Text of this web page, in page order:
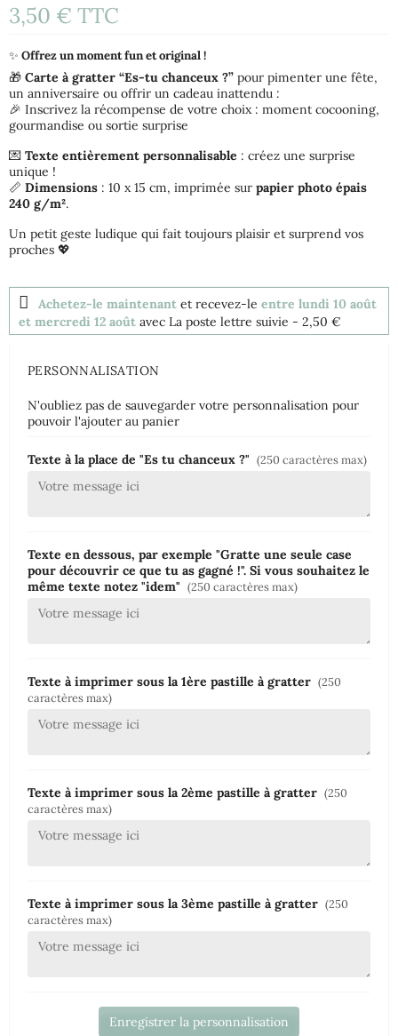
(4 avis)
3,50 € TTC
✨ Offrez un moment fun et original !
🎁 Carte à gratter “Es-tu chanceux ?” pour pimenter une fête,
un anniversaire ou offrir un cadeau inattendu :
🎉 Inscrivez la récompense de votre choix : moment cocooning,
gourmandise ou sortie surprise
💌 Texte entièrement personnalisable : créez une surprise
unique !
📏 Dimensions : 10 x 15 cm, imprimée sur papier photo épais
240 g/m².
Un petit geste ludique qui fait toujours plaisir et surprend vos
proches 💖
Achetez-le maintenant et recevez-le entre lundi 10 août
et mercredi 12 août avec La poste lettre suivie - 2,50 €
PERSONNALISATION
N'oubliez pas de sauvegarder votre personnalisation pour
pouvoir l'ajouter au panier
Texte à la place de "Es tu chanceux ?" (250 caractères max)
Texte en dessous, par exemple "Gratte une seule case
pour découvrir ce que tu as gagné !". Si vous souhaitez le
même texte notez "idem" (250 caractères max)
Texte à imprimer sous la 1ère pastille à gratter (250
caractères max)
Texte à imprimer sous la 2ème pastille à gratter (250
caractères max)
Texte à imprimer sous la 3ème pastille à gratter (250
caractères max)
Enregistrer la personnalisation